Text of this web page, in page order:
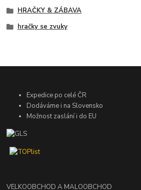
HRAČKY & ZÁBAVA
hračky se zvuky
Expedice po celé ČR
Dodáváme i na Slovensko
Možnost zaslání i do EU
VELKOOBCHOD A MALOOBCHOD